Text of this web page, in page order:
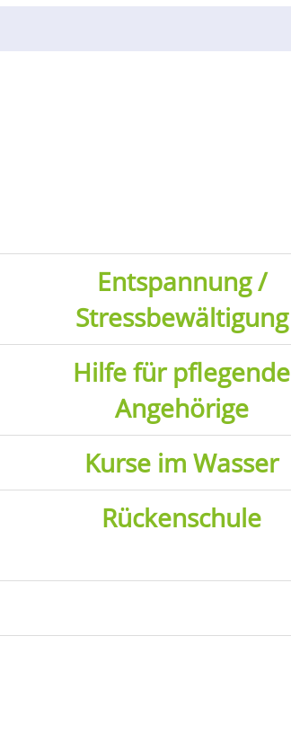
Entspannung /
Stressbewältigung
Hilfe für pflegende
Angehörige
Kurse im Wasser
Rückenschule